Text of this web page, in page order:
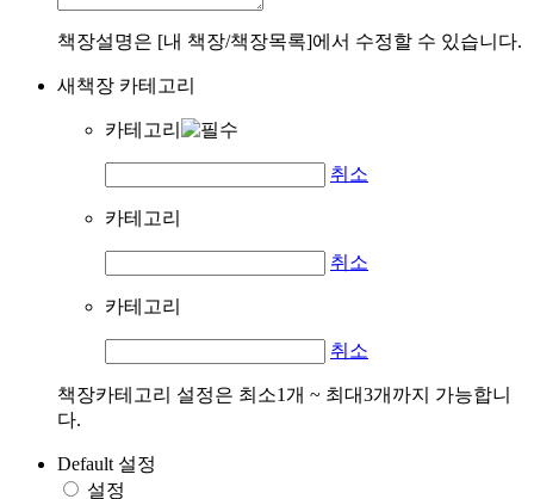
책장설명은 [내 책장/책장목록]에서 수정할 수 있습니다.
새책장 카테고리
카테고리
취소
카테고리
취소
카테고리
취소
책장카테고리 설정은 최소1개 ~ 최대3개까지 가능합니
다.
Default 설정
설정